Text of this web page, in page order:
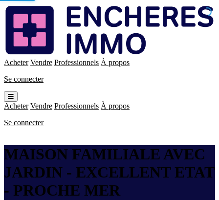
Enchères
Immo
Acheter Vendre Professionnels À propos
Se connecter
Ouvrir
le
menu
Acheter Vendre Professionnels À propos
Se connecter
MAISON FAMILIALE AVEC
JARDIN - EXCELLENT ETAT
- PROCHE MER